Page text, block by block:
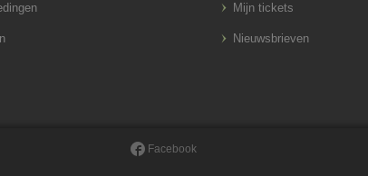
Mijn tickets
Nieuwsbrieven
Facebook